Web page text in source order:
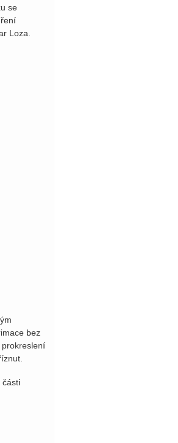
se
Loza.
bez
části